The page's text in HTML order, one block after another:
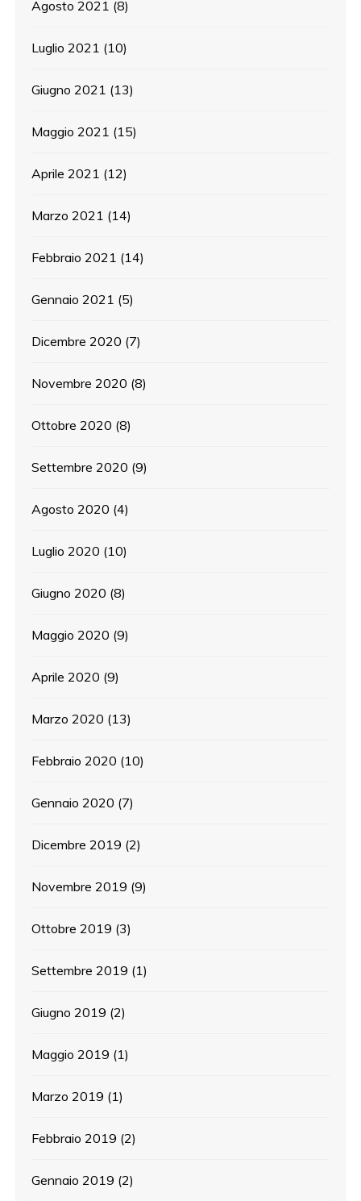
Agosto 2021 (8)
Luglio 2021 (10)
Giugno 2021 (13)
Maggio 2021 (15)
Aprile 2021 (12)
Marzo 2021 (14)
Febbraio 2021 (14)
Gennaio 2021 (5)
Dicembre 2020 (7)
Novembre 2020 (8)
Ottobre 2020 (8)
Settembre 2020 (9)
Agosto 2020 (4)
Luglio 2020 (10)
Giugno 2020 (8)
Maggio 2020 (9)
Aprile 2020 (9)
Marzo 2020 (13)
Febbraio 2020 (10)
Gennaio 2020 (7)
Dicembre 2019 (2)
Novembre 2019 (9)
Ottobre 2019 (3)
Settembre 2019 (1)
Giugno 2019 (2)
Maggio 2019 (1)
Marzo 2019 (1)
Febbraio 2019 (2)
Gennaio 2019 (2)